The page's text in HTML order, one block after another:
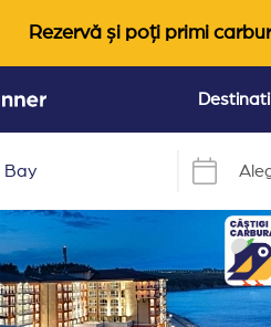
Rezervă și poți primi